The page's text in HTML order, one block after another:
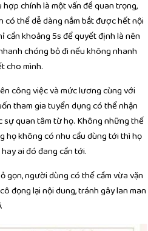
chính là một vấn đề quan trọng,
thể dễ dàng nắm bắt được hết nội
khoảng 5s để quyết định là nên
chóng bỏ đi nếu không nhanh
cho mình.
công việc và mức lương cùng với
tham gia tuyển dụng có thể nhận
quan tâm từ họ. Không những thế
họ không có nhu cầu dùng tới thì họ
ai đó đang cần tới.
người dùng có thể cầm vừa vặn
đọng lại nội dung, tránh gây lan man